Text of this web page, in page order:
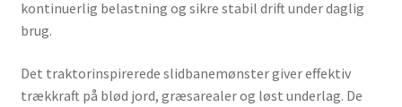
kontinuerlig belastning og sikre stabil drift under daglig
brug.
Det traktorinspirerede slidbanemønster giver effektiv
trækkraft på blød jord, græsarealer og løst underlag. De